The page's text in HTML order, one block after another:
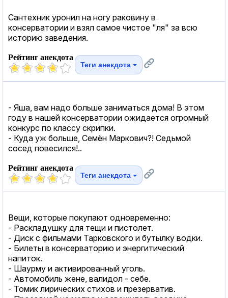
Сантехник уронил на ногу раковину в
консерватории и взял самое чистое "ля" за всю
историю заведения.
Рейтинг анекдота
Теги анекдота
- Яша, вам надо больше заниматься дома! В этом
году в нашей консерватории ожидается огромный
конкурс по классу скрипки.
- Куда уж больше, Семён Маркович?! Седьмой
сосед повесился!..
Рейтинг анекдота
Теги анекдота
Вещи, которые покупают одновременно:
- Раскладушку для тещи и пистолет.
- Диск с фильмами Тарковского и бутылку водки.
- Билеты в консерваторию и энергитический
напиток.
- Шаурму и активированный уголь.
- Автомобиль жене, валидол - себе.
- Томик лирических стихов и презерватив.